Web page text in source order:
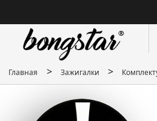
Главная > Зажигалки >